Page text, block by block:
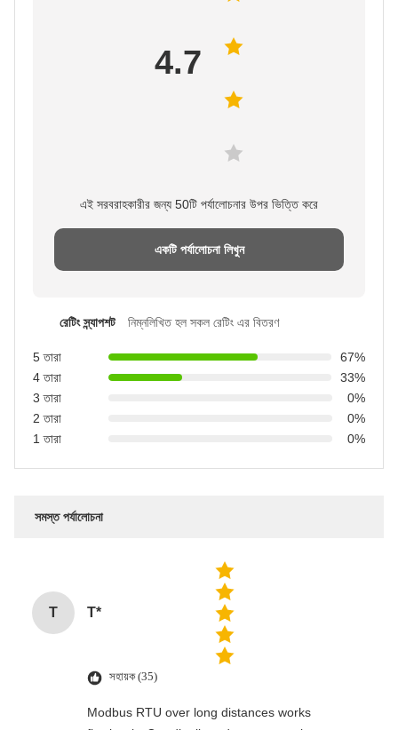
4.7
এই সরবরাহকারীর জন্য 50টি পর্যালোচনার উপর ভিত্তি করে
একটি পর্যালোচনা লিখুন
রেটিং স্ন্যাপশট নিম্নলিখিত হল সকল রেটিং এর বিতরণ
5 তারা
67%
4 তারা
33%
3 তারা
0%
2 তারা
0%
1 তারা
0%
সমস্ত পর্যালোচনা
T T*
সহায়ক (35)
Modbus RTU over long distances works